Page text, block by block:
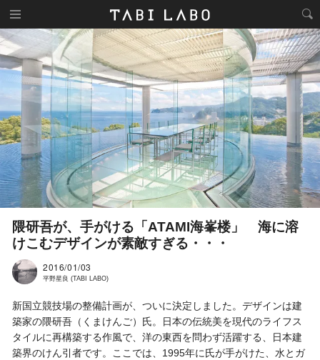
隈研吾が、手がける「ATAMI海峯楼」 海に溶
けこむデザインが素敵すぎる・・・
2016/01/03
平野星良 (TABI LABO)
新国立競技場の整備計画が、ついに決定しました。デザインは建
築家の隈研吾（くまけんご）氏。日本の伝統美を現代のライフス
タイルに再構築する作風で、洋の東西を問わず活躍する、日本建
築界のけん引者です。ここでは、1995年に氏が手がけた、水とガ